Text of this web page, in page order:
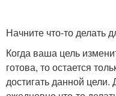
Начните что-то делать
Когда ваша цель
готова, то остается
достигать данной цели.